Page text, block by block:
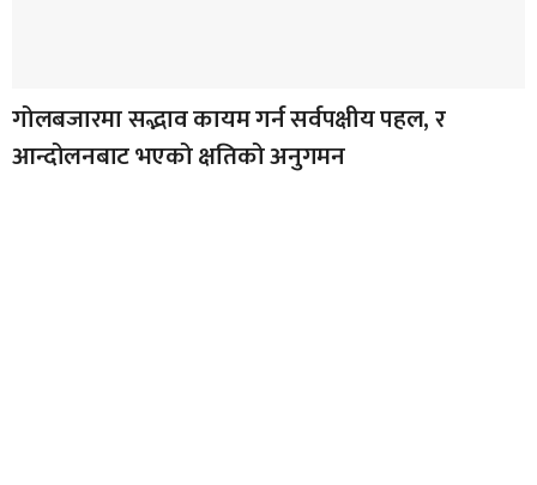
गोलबजारमा सद्भाव कायम गर्न सर्वपक्षीय पहल, र
आन्दोलनबाट भएको क्षतिको अनुगमन